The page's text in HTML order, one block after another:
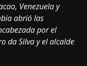
Venezuela y
abrió las
por el
da Silva y el alcalde